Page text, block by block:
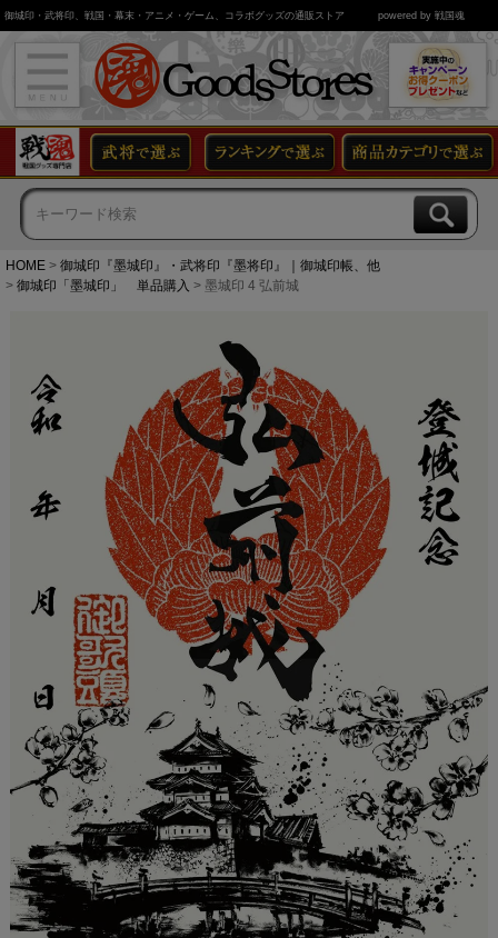
御城印・武将印、戦国・幕末・アニメ・ゲーム、コラボグッズの通販ストア powered by 戦国魂
HOME
御城印『墨城印』・武将印『墨将印』｜御城印帳、他
御城印「墨城印」 単品購入
墨城印 4 弘前城